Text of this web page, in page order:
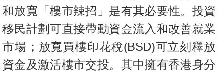
和放寛「樓市辣招」是有其必要性。投資
移民計劃可直接帶動資金流入和改善就業
市場；放寬買樓印花稅(BSD)可立刻釋放
資金及激活樓市交投。其中擁有香港身分